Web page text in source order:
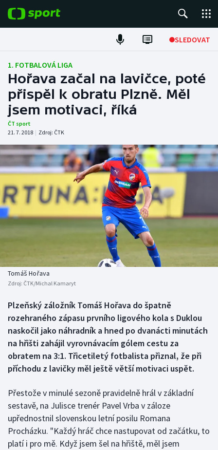
SLEDOVAT
Fotbal
Hokej
Tenis
Atletika
Cyklistika
Americký fotbal
Baseball a softbal
Biatlon
Box
Curling
Dostihy
Florbal
Futsal
Golf
NEPŘEHLÉDNĚTE
Soutěže
Aplikace ČT sport
1. FOTBALOVÁ LIGA
Hořava začal na lavičce, poté
přispěl k obratu Plzně. Měl
jsem motivaci, říká
ČT sport
21. 7. 2018 | Zdroj: ČTK
Tomáš Hořava
Zdroj: ČTK/Michal Kamaryt
Plzeňský záložník Tomáš Hořava do špatně
rozehraného zápasu prvního ligového kola s Duklou
naskočil jako náhradník a hned po dvanácti minutách
na hřišti zahájil vyrovnávacím gólem cestu za
obratem na 3:1. Třicetiletý fotbalista přiznal, že při
příchodu z lavičky měl ještě větší motivaci uspět.
Přestože v minulé sezoně pravidelně hrál v základní
sestavě, na Julisce trenér Pavel Vrba v záloze
upřednostnil slovenskou letní posilu Romana
Procházku. "Každý hráč chce nastupovat od začátku, to
platí i pro mě. Když jsem šel na hřiště, měl jsem